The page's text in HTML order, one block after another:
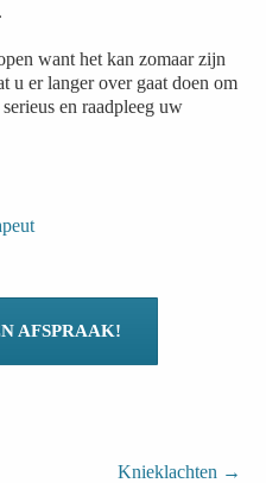
want het kan zomaar zijn
u er langer over gaat doen om
en raadpleeg uw
AFSPRAAK!
Knieklachten →